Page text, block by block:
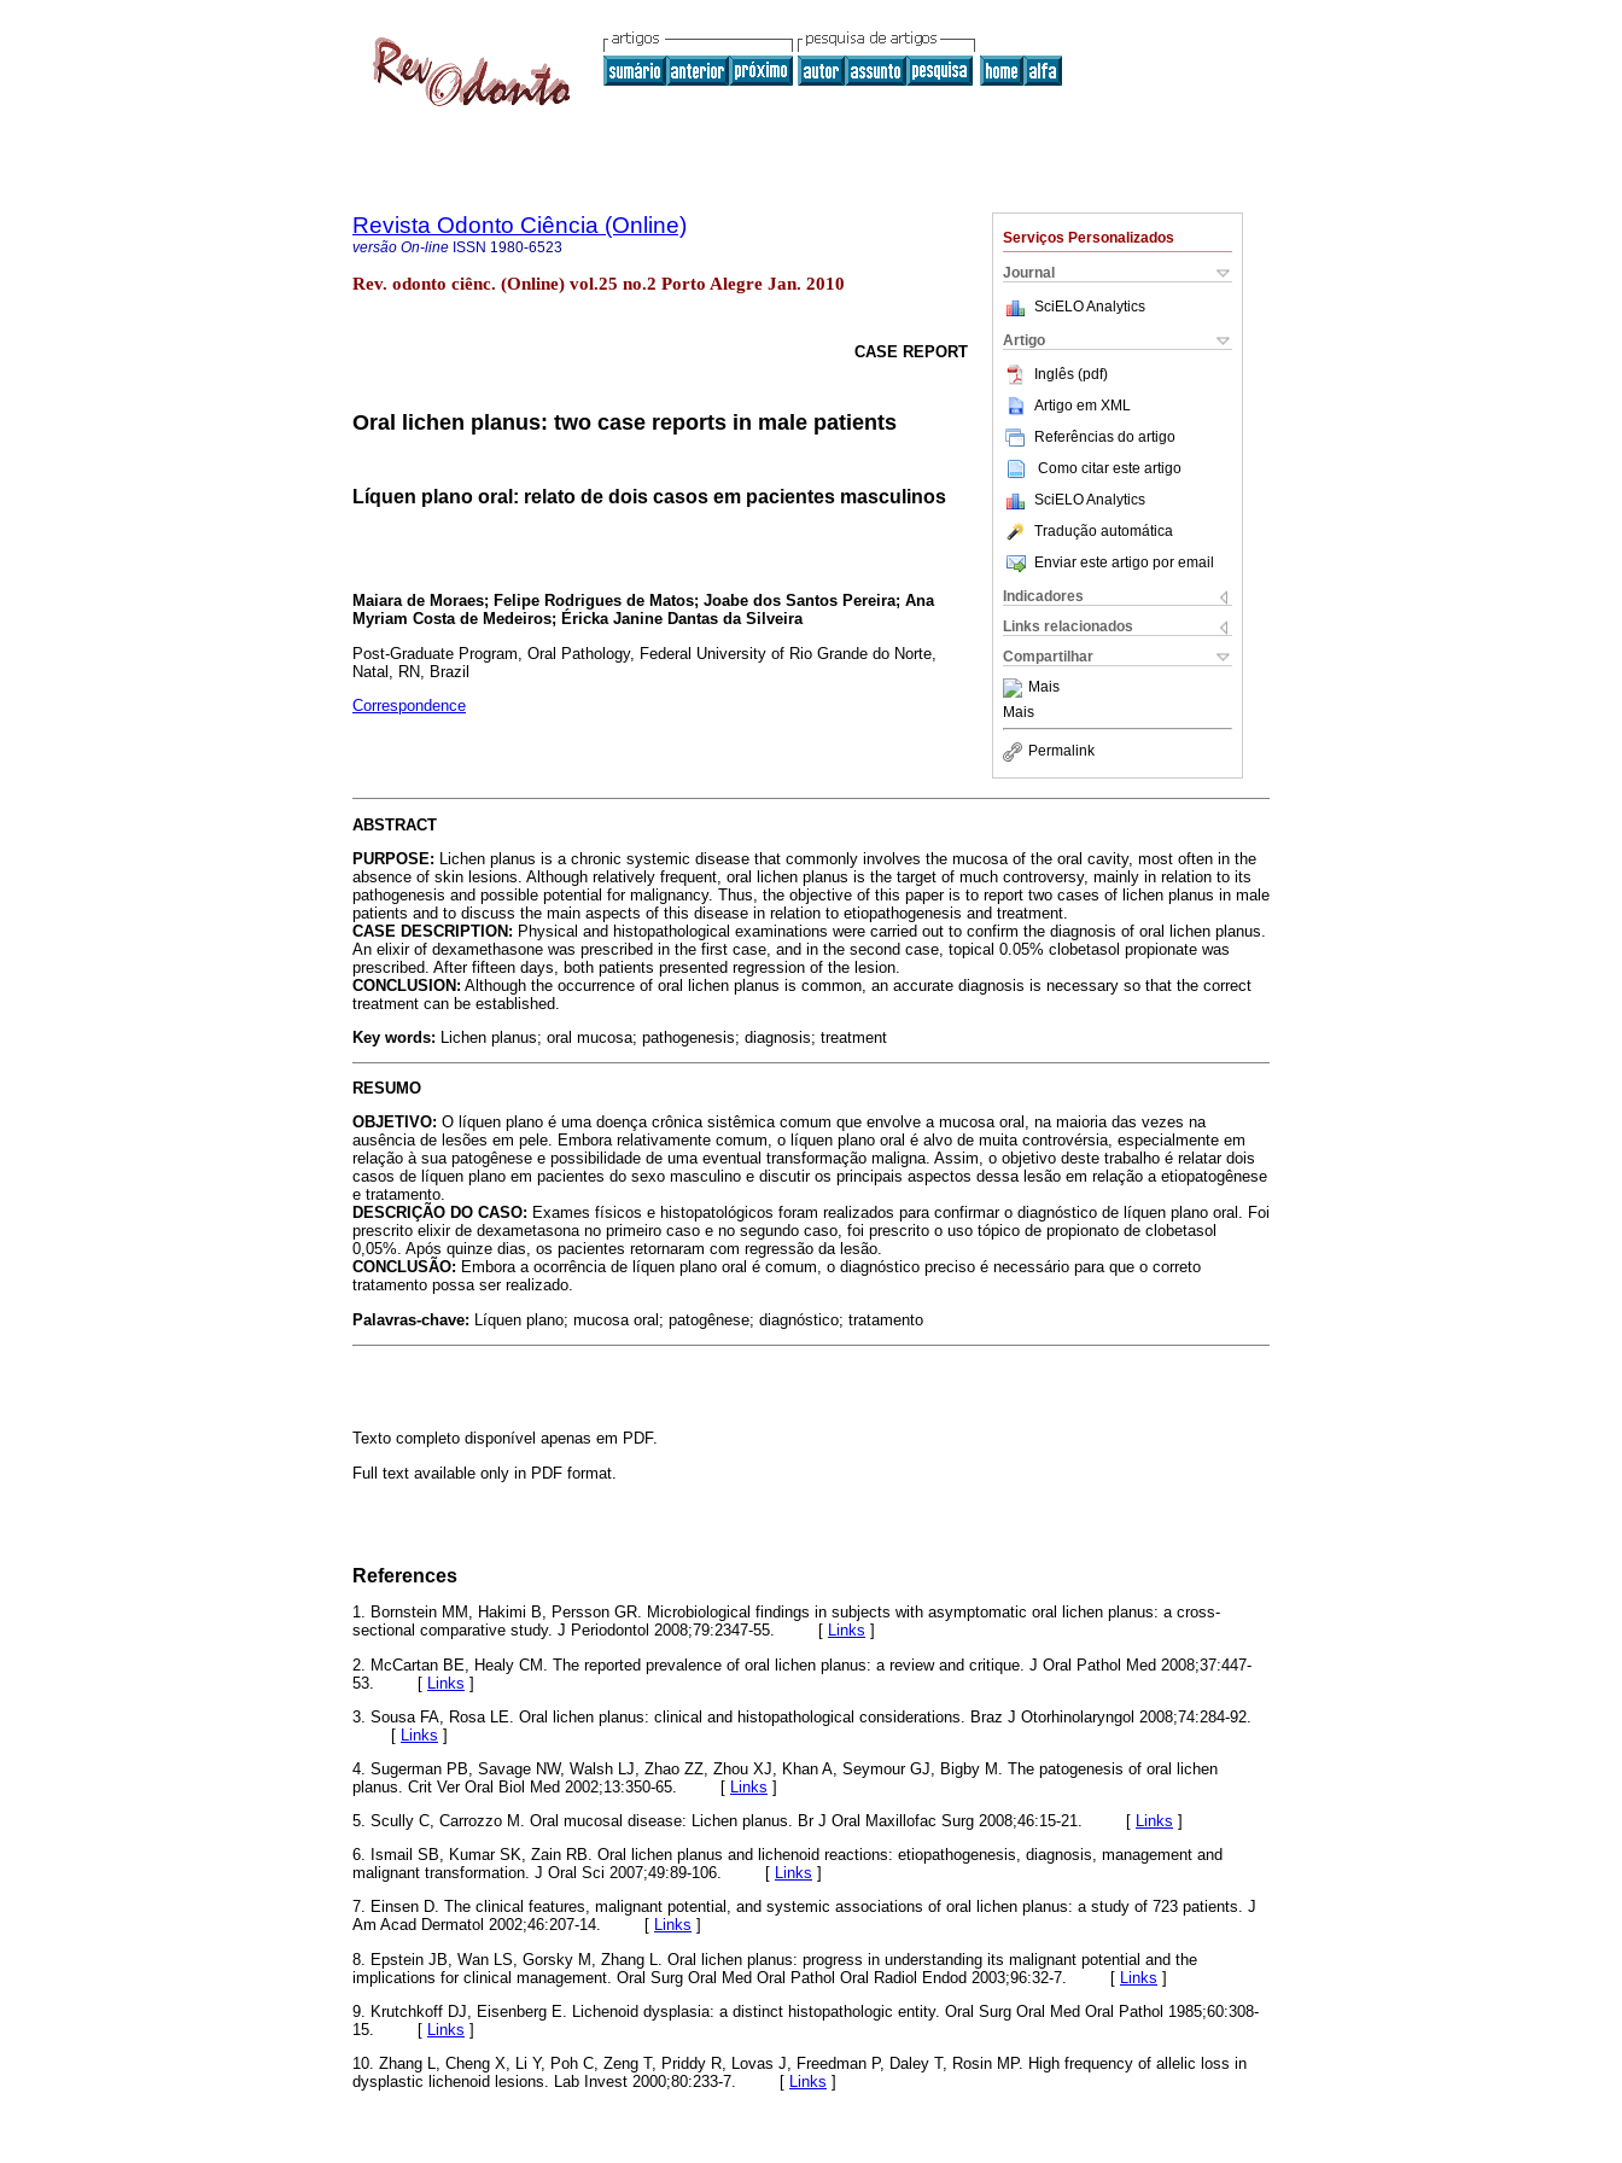
Serviços Personalizados
Journal
SciELO Analytics
Artigo
Inglês (pdf)
Artigo em XML
Referências do artigo
Como citar este artigo
SciELO Analytics
Tradução automática
Enviar este artigo por email
Indicadores
Links relacionados
Compartilhar
Mais
Mais
Permalink
Revista Odonto Ciência (Online)
versão On-line ISSN 1980-6523
Rev. odonto ciênc. (Online) vol.25 no.2 Porto Alegre Jan. 2010
CASE REPORT
Oral lichen planus: two case reports in male patients
Líquen plano oral: relato de dois casos em pacientes masculinos
Maiara de Moraes; Felipe Rodrigues de Matos; Joabe dos Santos Pereira; Ana
Myriam Costa de Medeiros; Éricka Janine Dantas da Silveira
Post-Graduate Program, Oral Pathology, Federal University of Rio Grande do Norte,
Natal, RN, Brazil
Correspondence
ABSTRACT
PURPOSE: Lichen planus is a chronic systemic disease that commonly involves the mucosa of the oral cavity, most often in the
absence of skin lesions. Although relatively frequent, oral lichen planus is the target of much controversy, mainly in relation to its
pathogenesis and possible potential for malignancy. Thus, the objective of this paper is to report two cases of lichen planus in male
patients and to discuss the main aspects of this disease in relation to etiopathogenesis and treatment.
CASE DESCRIPTION: Physical and histopathological examinations were carried out to confirm the diagnosis of oral lichen planus.
An elixir of dexamethasone was prescribed in the first case, and in the second case, topical 0.05% clobetasol propionate was
prescribed. After fifteen days, both patients presented regression of the lesion.
CONCLUSION: Although the occurrence of oral lichen planus is common, an accurate diagnosis is necessary so that the correct
treatment can be established.
Key words: Lichen planus; oral mucosa; pathogenesis; diagnosis; treatment
RESUMO
OBJETIVO: O líquen plano é uma doença crônica sistêmica comum que envolve a mucosa oral, na maioria das vezes na
ausência de lesões em pele. Embora relativamente comum, o líquen plano oral é alvo de muita controvérsia, especialmente em
relação à sua patogênese e possibilidade de uma eventual transformação maligna. Assim, o objetivo deste trabalho é relatar dois
casos de líquen plano em pacientes do sexo masculino e discutir os principais aspectos dessa lesão em relação a etiopatogênese
e tratamento.
DESCRIÇÃO DO CASO: Exames físicos e histopatológicos foram realizados para confirmar o diagnóstico de líquen plano oral. Foi
prescrito elixir de dexametasona no primeiro caso e no segundo caso, foi prescrito o uso tópico de propionato de clobetasol
0,05%. Após quinze dias, os pacientes retornaram com regressão da lesão.
CONCLUSÃO: Embora a ocorrência de líquen plano oral é comum, o diagnóstico preciso é necessário para que o correto
tratamento possa ser realizado.
Palavras-chave: Líquen plano; mucosa oral; patogênese; diagnóstico; tratamento
Texto completo disponível apenas em PDF.
Full text available only in PDF format.
References
1. Bornstein MM, Hakimi B, Persson GR. Microbiological findings in subjects with asymptomatic oral lichen planus: a cross-
sectional comparative study. J Periodontol 2008;79:2347-55. [ Links ]
2. McCartan BE, Healy CM. The reported prevalence of oral lichen planus: a review and critique. J Oral Pathol Med 2008;37:447-
53. [ Links ]
3. Sousa FA, Rosa LE. Oral lichen planus: clinical and histopathological considerations. Braz J Otorhinolaryngol 2008;74:284-92.
[ Links ]
4. Sugerman PB, Savage NW, Walsh LJ, Zhao ZZ, Zhou XJ, Khan A, Seymour GJ, Bigby M. The patogenesis of oral lichen
planus. Crit Ver Oral Biol Med 2002;13:350-65. [
Links ]
5. Scully C, Carrozzo M. Oral mucosal disease: Lichen planus. Br J Oral Maxillofac Surg 2008;46:15-21. [ Links ]
6. Ismail SB, Kumar SK, Zain RB. Oral lichen planus and lichenoid reactions: etiopathogenesis, diagnosis, management and
malignant transformation. J Oral Sci 2007;49:89-106. [ Links ]
7. Einsen D. The clinical features, malignant potential, and systemic associations of oral lichen planus: a study of 723 patients. J
Am Acad Dermatol 2002;46:207-14. [ Links ]
8. Epstein JB, Wan LS, Gorsky M, Zhang L. Oral lichen planus: progress in understanding its malignant potential and the
implications for clinical management. Oral Surg Oral Med Oral Pathol Oral Radiol Endod 2003;96:32-7. [ Links ]
9. Krutchkoff DJ, Eisenberg E. Lichenoid dysplasia: a distinct histopathologic entity. Oral Surg Oral Med Oral Pathol 1985;60:308-
15. [
Links ]
10. Zhang L, Cheng X, Li Y, Poh C, Zeng T, Priddy R, Lovas J, Freedman P, Daley T, Rosin MP. High frequency of allelic loss in
dysplastic lichenoid lesions. Lab Invest 2000;80:233-7. [ Links ]